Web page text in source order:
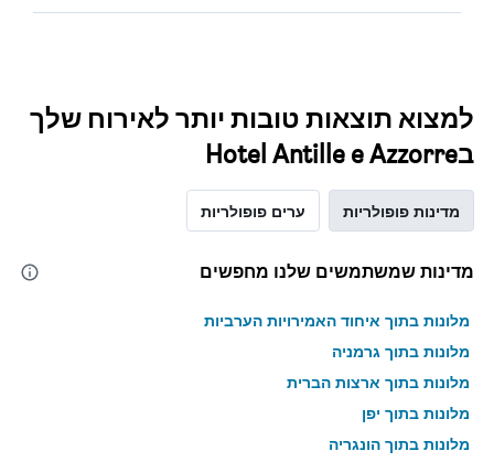
למצוא תוצאות טובות יותר לאירוח שלך
בHotel Antille e Azzorre
מדינות פופולריות ערים פופולריות
מדינות שמשתמשים שלנו מחפשים
מלונות בתוך איחוד האמירויות הערביות
מלונות בתוך גרמניה
מלונות בתוך ארצות הברית
מלונות בתוך יפן
מלונות בתוך הונגריה